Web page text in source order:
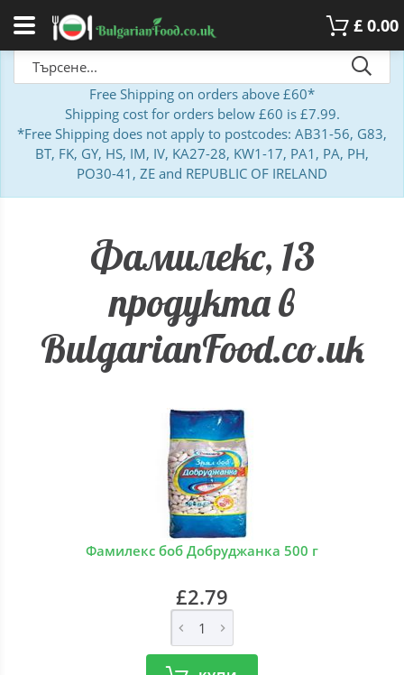
£ 0.00
Free Shipping on orders above £60*
Shipping cost for orders below £60 is £7.99.
*Free Shipping does not apply to postcodes: AB31-56, G83,
BT, FK, GY, HS, IM, IV, KA27-28, KW1-17, PA1, PA, PH,
PO30-41, ZE and REPUBLIC OF IRELAND
Фамилекс, 13
продукта в
BulgarianFood.co.uk
Фамилекс боб Добруджанка 500 г
£2.79